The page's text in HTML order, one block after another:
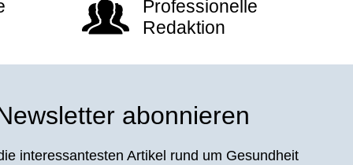
Professionelle
Redaktion
abonnieren
interessantesten Artikel rund um Gesundheit